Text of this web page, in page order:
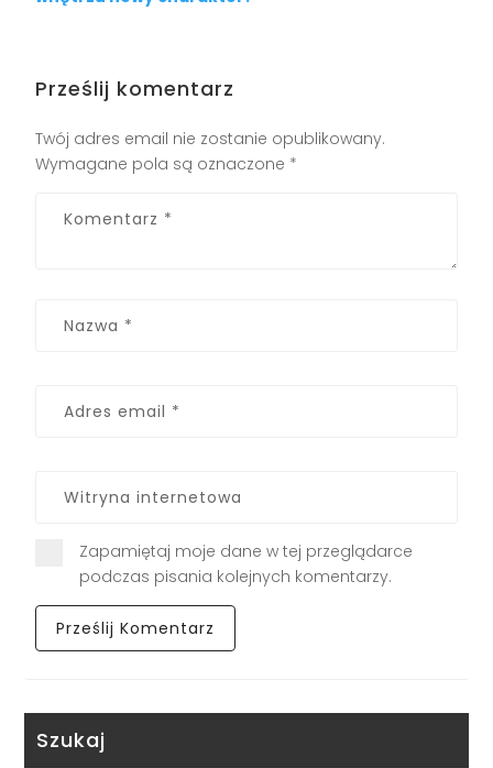
Prześlij komentarz
Twój adres email nie zostanie opublikowany.
Wymagane pola są oznaczone *
Zapamiętaj moje dane w tej przeglądarce
podczas pisania kolejnych komentarzy.
Szukaj